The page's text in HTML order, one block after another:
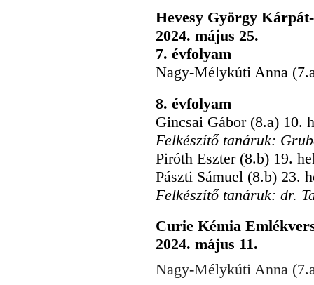
Hevesy György
2024. május 25.
7. évfolyam
Nagy-Mélykúti Anna
8. évfolyam
Gincsai Gábor (8.a) 10.
Felkészítő tanáruk:
Piróth Eszter (8.b) 19.
Pászti Sámuel (8.b) 23.
Felkészítő tanáruk: dr.
Curie Kémia
2024. május 11.
Nagy-Mélykúti Anna